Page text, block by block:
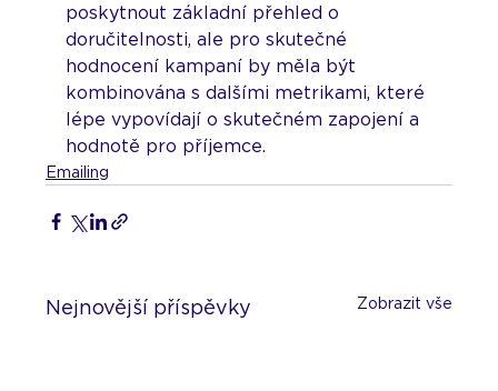
poskytnout základní přehled o
doručitelnosti, ale pro skutečné
hodnocení kampaní by měla být
kombinována s dalšími metrikami, které
lépe vypovídají o skutečném zapojení a
hodnotě pro příjemce.
Emailing
Nejnovější příspěvky Zobrazit vše